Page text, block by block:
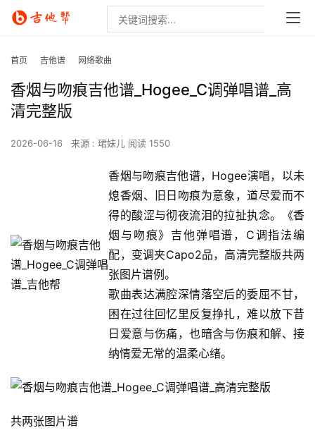
首页 吉他谱 网络歌曲
香烟与吻痕吉他谱_Hogee_C调弹唱谱_高
清完整版
2026-06-16 来源 : 珺妹儿 阅读 1550
香烟与吻痕吉他谱，Hogee演唱，以未
熄香烟、旧日吻痕为意象，道尽爱而不
得的酸涩与彻夜流泪的拉扯执念。《香
烟与吻痕》吉他弹唱谱，C调指法编
配，变调夹Capo2品，高清完整版共两
张图片谱例。
歌曲表达满腔深情落空后的委屈不甘，
困在过往回忆里反复挣扎，难以放下昔
日爱意与伤痛，也暗含与伤痕和解、接
纳情爱无常的温柔心绪。
共两张图片谱